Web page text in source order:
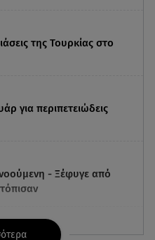
της Τουρκίας στο
για περιπετειώδεις
- Ξέφυγε από